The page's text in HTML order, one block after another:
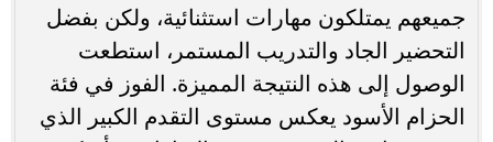
جميعهم يمتلكون مهارات استثنائية، ولكن بفضل
التحضير الجاد والتدريب المستمر، استطعت
الوصول إلى هذه النتيجة المميزة. الفوز في فئة
الحزام الأسود يعكس مستوى التقدم الكبير الذي